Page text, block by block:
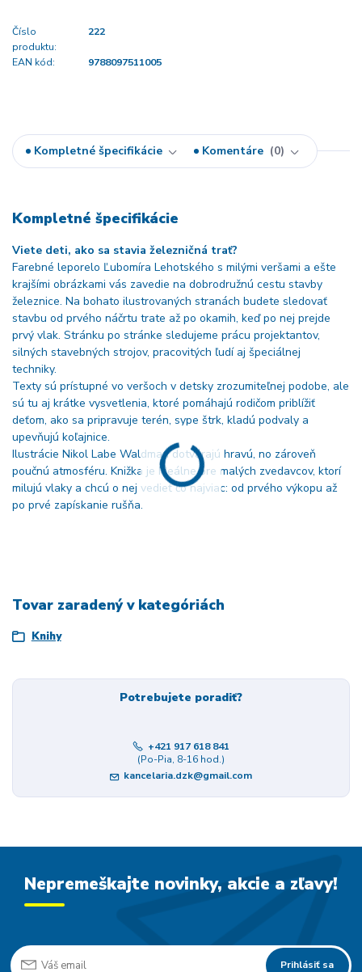
Číslo
produktu:
222
EAN kód: 9788097511005
Kompletné špecifikácie Komentáre 0
Kompletné špecifikácie
Viete deti, ako sa stavia železničná trať?
Farebné leporelo Ľubomíra Lehotského s milými veršami a ešte
krajšími obrázkami vás zavedie na dobrodružnú cestu stavby
železnice. Na bohato ilustrovaných stranách budete sledovať
stavbu od prvého náčrtu trate až po okamih, keď po nej prejde
prvý vlak. Stránku po stránke sledujeme prácu projektantov,
silných stavebných strojov, pracovitých ľudí aj špeciálnej
techniky.
Texty sú prístupné vo veršoch v detsky zrozumiteľnej podobe, ale
sú tu aj krátke vysvetlenia, ktoré pomáhajú rodičom priblížiť
deťom, ako sa pripravuje terén, sype štrk, kladú podvaly a
upevňujú koľajnice.
Ilustrácie Nikol Labe Waldman dotvárajú hravú, no zároveň
poučnú atmosféru. Knižka je Ideálne pre malých zvedavcov, ktorí
milujú vlaky a chcú o nej vedieť čo najviac: od prvého výkopu až
po prvé zapískanie rušňa.
Tovar zaradený v kategóriách
Knihy
Potrebujete poradiť?
+421 917 618 841
(Po-Pia, 8-16 hod.)
kancelaria.dzk@gmail.com
Nepremeškajte novinky, akcie a zľavy!
Prihlásiť sa